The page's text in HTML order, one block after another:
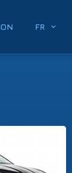
FR